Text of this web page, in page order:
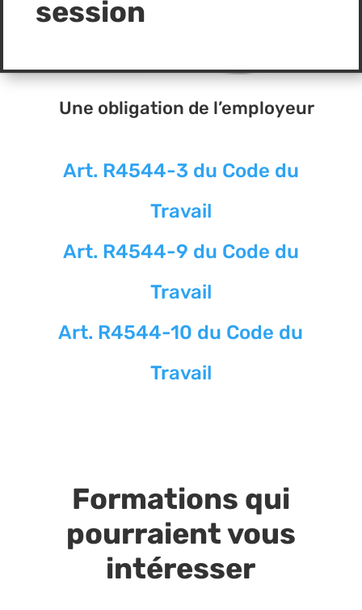
session
Une obligation de l’employeur
Art. R4544-3 du Code du
Travail
Art. R4544-9 du Code du
Travail
Art. R4544-10 du Code du
Travail
Formations qui
pourraient vous
intéresser